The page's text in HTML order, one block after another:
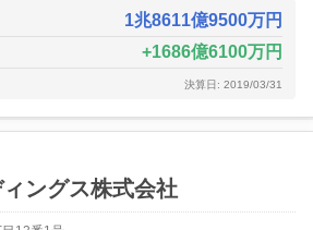
1兆8611億9500万円
1686億6100万円
決算日: 2019/03/31
ングス株式会社